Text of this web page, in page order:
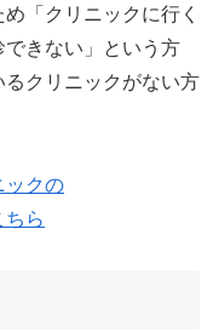
「クリニックに行く
きない」という方
クリニックがない方
ックの
ちら